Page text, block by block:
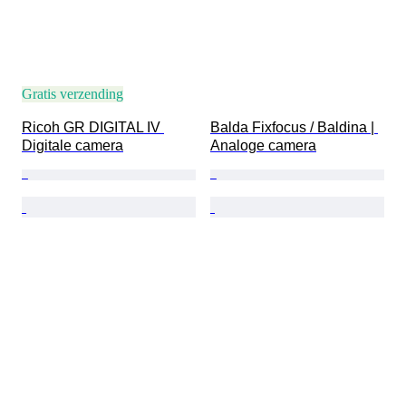
Gratis verzending
Ricoh GR DIGITAL IV
Digitale camera
Balda Fixfocus / Baldina |
Analoge camera